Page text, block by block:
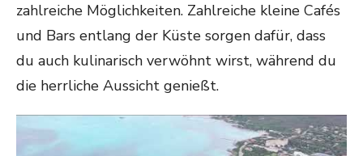
zahlreiche Möglichkeiten. Zahlreiche kleine Cafés
und Bars entlang der Küste sorgen dafür, dass
du auch kulinarisch verwöhnt wirst, während du
die herrliche Aussicht genießt.